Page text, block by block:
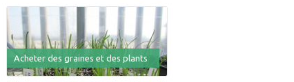
Acheter des graines et des plants